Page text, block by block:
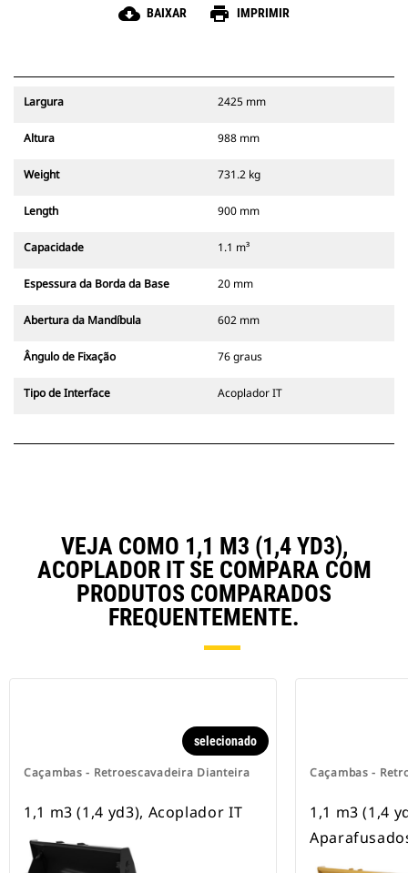
cloud_download BAIXAR print IMPRIMIR
Largura 2425 mm
Altura 988 mm
Weight 731.2 kg
Length 900 mm
Capacidade 1.1 m³
Espessura da Borda da Base 20 mm
Abertura da Mandíbula 602 mm
Ângulo de Fixação 76 graus
Tipo de Interface Acoplador IT
VEJA COMO 1,1 M3 (1,4 YD3),
ACOPLADOR IT SE COMPARA COM
PRODUTOS COMPARADOS
FREQUENTEMENTE.
Caçambas - Retroescavadeira Dianteira
selecionado
1,1 m3 (1,4 yd3), Acoplador IT
Caçambas -
1,1 m3 (1,4